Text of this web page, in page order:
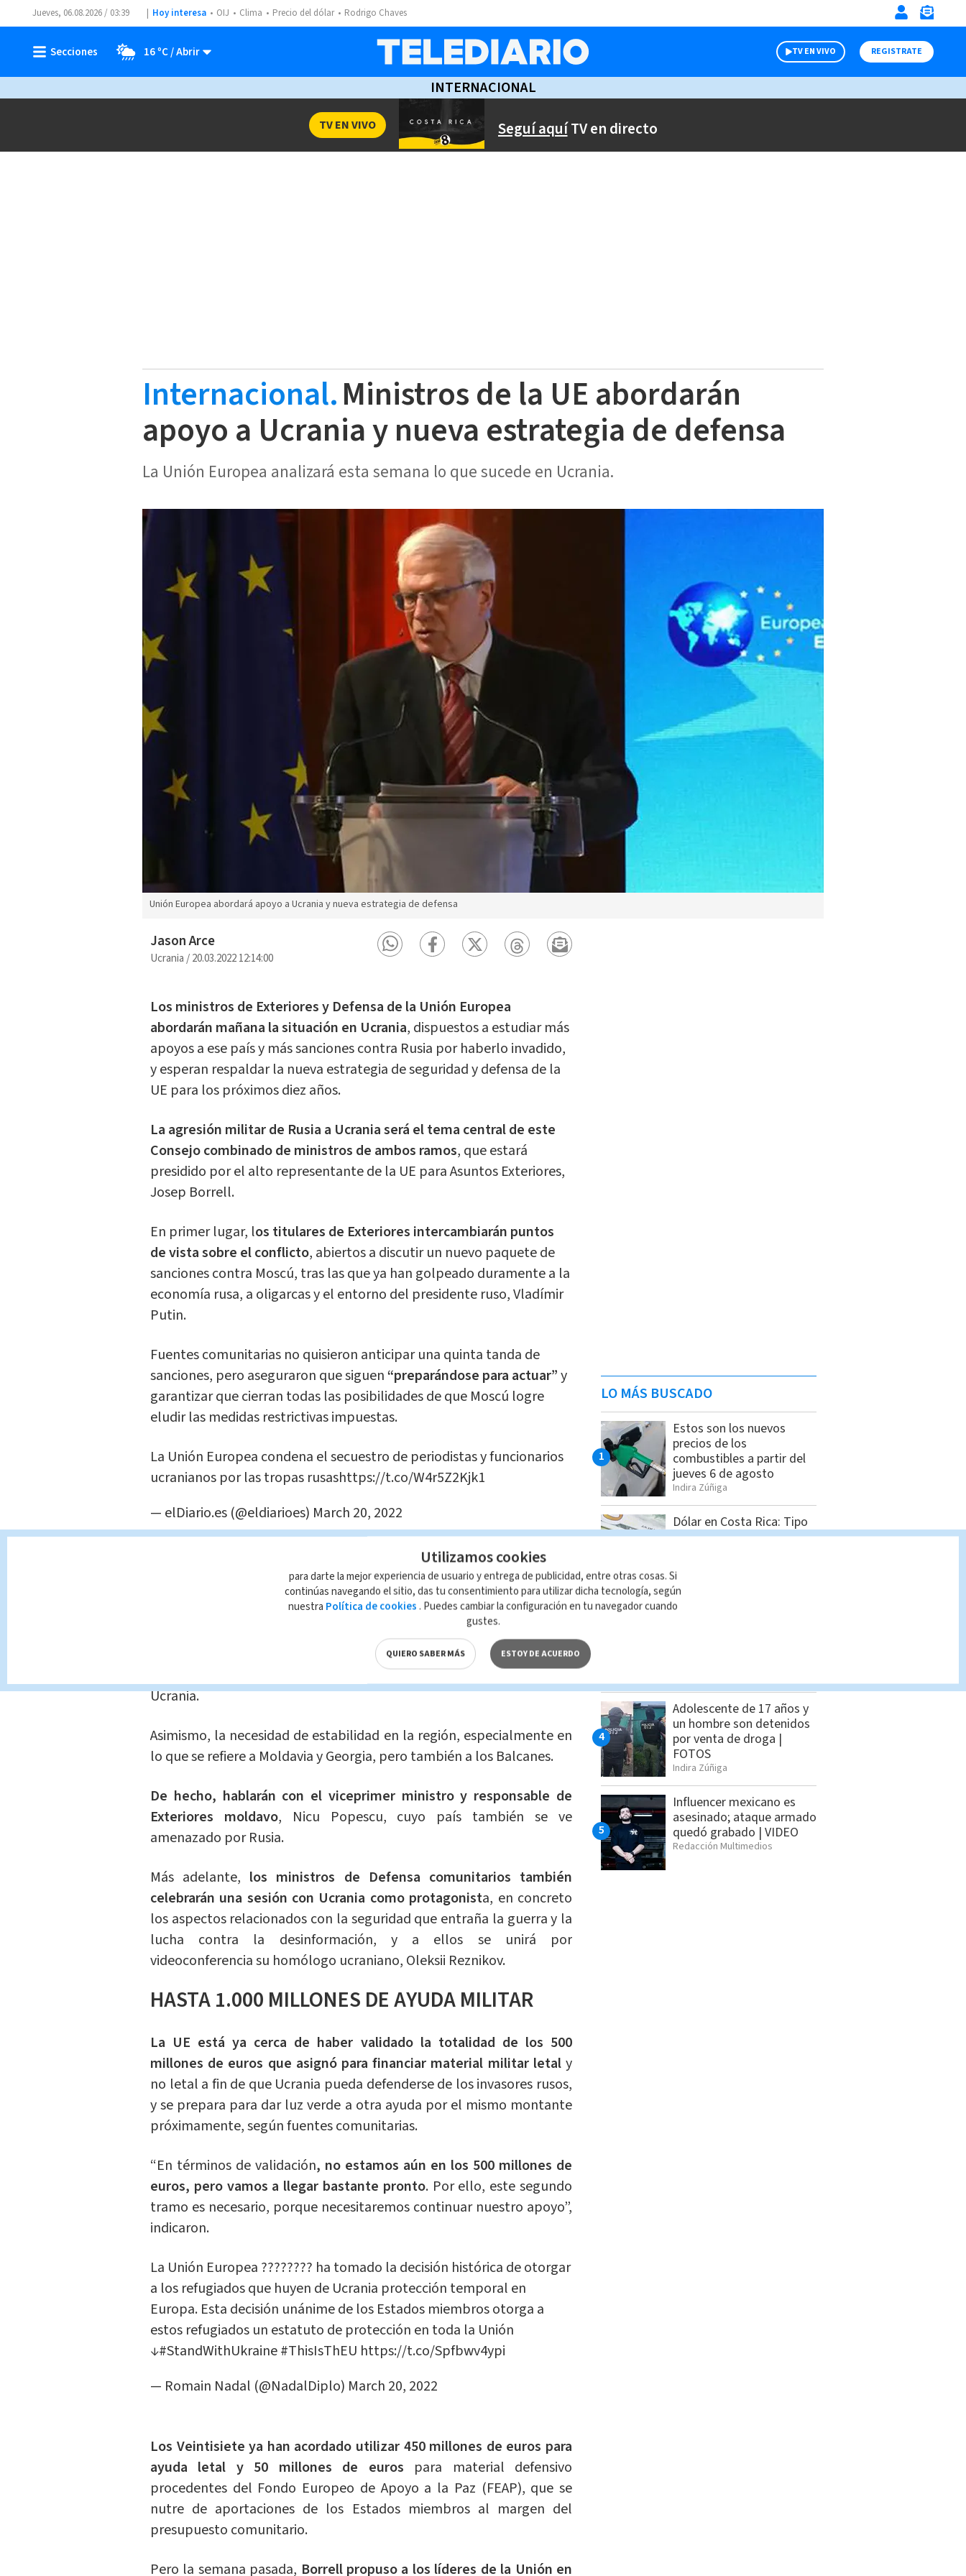
Jueves, 06.08.2026 / 03:39 Hoy interesa OIJ Clima Precio del dólar Rodrigo Chaves
16 ºC TV EN VIVO REGISTRATE
INTERNACIONAL
Seguí aquíTV en directo
TV EN VIVO
Internacional.Ministros de la UE abordarán
apoyo a Ucrania y nueva estrategia de defensa
La Unión Europea analizará esta semana lo que sucede en Ucrania.
Unión Europea abordará apoyo a Ucrania y nueva estrategia de defensa
Jason Arce
Ucrania/20.03.2022 12:14:00
Los ministros de Exteriores y Defensa de la Unión Europea
abordarán mañana la situación en Ucrania, dispuestos a estudiar más
apoyos a ese país y más sanciones contra Rusia por haberlo invadido,
y esperan respaldar la nueva estrategia de seguridad y defensa de la
UE para los próximos diez años.
La agresión militar de Rusia a Ucrania será el tema central de este
Consejo combinado de ministros de ambos ramos, que estará
presidido por el alto representante de la UE para Asuntos Exteriores,
Josep Borrell.
En primer lugar, los titulares de Exteriores intercambiarán puntos
de vista sobre el conflicto, abiertos a discutir un nuevo paquete de
sanciones contra Moscú, tras las que ya han golpeado duramente a la
economía rusa, a oligarcas y el entorno del presidente ruso, Vladímir
Putin.
Fuentes comunitarias no quisieron anticipar una quinta tanda de
sanciones, pero aseguraron que siguen“preparándose para actuar”y
garantizar que cierran todas las posibilidades de que Moscú logre
eludir las medidas restrictivas impuestas.
La Unión Europea condena el secuestro de periodistas y funcionarios
ucranianos por las tropas rusashttps://t.co/W4r5Z2Kjk1
— elDiario.es (@eldiarioes) March 20, 2022
la UE está dispuesta a lanzar “rápidamente” más
sanciones tanto contra Rusia como contra Bielorrusia,país que ha
colaborado con el Kremlin cediendo su territorio a sus tropas.
En el Consejo, los ministros de Exteriores abordarán la vía
y las medidas de disuasión y de apoyo a
Ucrania.
Asimismo, la necesidad de estabilidad en la región, especialmente en
lo que se refiere a Moldavia y Georgia, pero también a los Balcanes.
De hecho, hablarán con el viceprimer ministro y responsable de
Exteriores moldavo, Nicu Popescu, cuyo país también se ve
amenazado por Rusia.
Más adelante, los ministros de Defensa comunitarios también
celebrarán una sesión con Ucrania como protagonista, en concreto
los aspectos relacionados con la seguridad que entraña la guerra y la
lucha contra la desinformación, y a ellos se unirá por
videoconferencia su homólogo ucraniano, Oleksii Reznikov.
HASTA 1.000 MILLONES DE AYUDA MILITAR
La UE está ya cerca de haber validado la totalidad de los 500
millones de euros que asignó para financiar material militar letal y
no letal a fin de que Ucrania pueda defenderse de los invasores rusos,
y se prepara para dar luz verde a otra ayuda por el mismo montante
próximamente, según fuentes comunitarias.
“En términos de validación, no estamos aún en los 500 millones de
euros, pero vamos a llegar bastante pronto. Por ello, este segundo
tramo es necesario, porque necesitaremos continuar nuestro apoyo”,
indicaron.
La Unión Europea ???????? ha tomado la decisión histórica de otorgar
a los refugiados que huyen de Ucrania protección temporal en
Europa. Esta decisión unánime de los Estados miembros otorga a
estos refugiados un estatuto de protección en toda la Unión
↓#StandWithUkraine#ThisIsThEU https://t.co/Spfbwv4ypi
— Romain Nadal (@NadalDiplo) March 20, 2022
Los Veintisiete ya han acordado utilizar 450 millones de euros para
ayuda letal y 50 millones de euros para material defensivo
procedentes del Fondo Europeo de Apoyo a la Paz (FEAP), que se
nutre de aportaciones de los Estados miembros al margen del
presupuesto comunitario.
Pero la semana pasada, Borrell propuso a los líderes de la Unión en
LO MÁS BUSCADO
Estos son los nuevos
precios de los
combustibles a partir del
jueves 6 de agosto
Indira Zúñiga
Dólar en Costa Rica: Tipo
de cambio para este
Lotería Nacional domingo
Adolescente de 17 años y
un hombre son detenidos
por venta de droga |
FOTOS
Indira Zúñiga
Influencer mexicano es
asesinado; ataque armado
quedó grabado | VIDEO
Redacción Multimedios
Utilizamos cookies
para darte la mejor experiencia de usuario y entrega de publicidad, entre otras cosas. Si
continúas navegando el sitio, das tu consentimiento para utilizar dicha tecnología, según
nuestra Política de cookies . Puedes cambiar la configuración en tu navegador cuando
gustes.
QUIERO SABER MÁS ESTOY DE ACUERDO